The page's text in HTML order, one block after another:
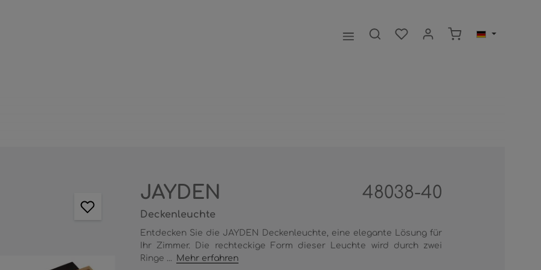
JAYDEN 48038-40
Deckenleuchte
Entdecken Sie die JAYDEN Deckenleuchte, eine elegante Lösung für
Ihr Zimmer. Die rechteckige Form dieser Leuchte wird durch zwei
Ringe ...
Mehr erfahren